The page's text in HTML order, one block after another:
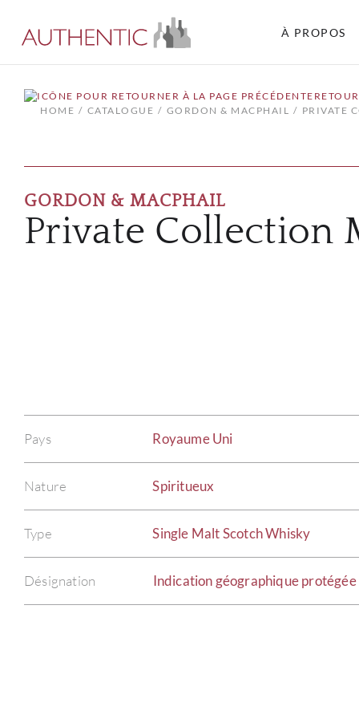
À PROPOS
HOME
CATALOGUE GORDON & MACPHAIL PRIVATE
GORDON & MACPHAIL
Private Collection
Pays Royaume Uni
Nature Spiritueux
Type Single Malt Scotch Whisky
Désignation Indication géographique protégée